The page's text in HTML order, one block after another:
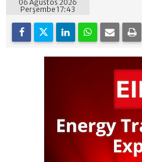
06 Ağustos 2026
Perşembe 17:43